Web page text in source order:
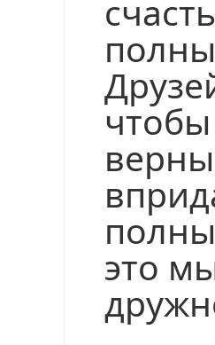
это